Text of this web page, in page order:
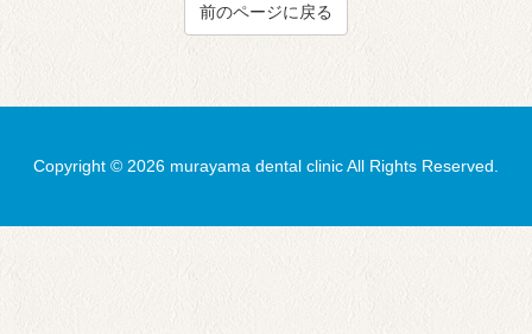
前のページに戻る
Copyright © 2026 murayama dental clinic All Rights Reserved.